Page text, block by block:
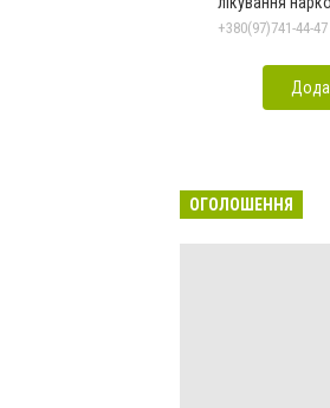
зняття ломки
+380(97)741-44-47
ОГОЛОШЕННЯ